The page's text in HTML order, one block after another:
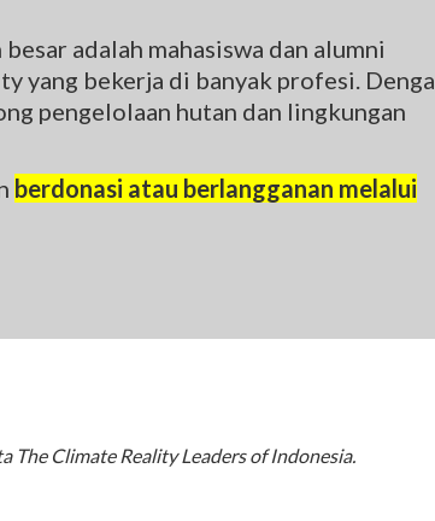
DAFTAR
adalah mahasiswa dan alumni
yang bekerja di banyak profesi.
pengelolaan hutan dan lingkungan
berdonasi atau berlangganan melalui
Climate Reality Leaders of Indonesia.